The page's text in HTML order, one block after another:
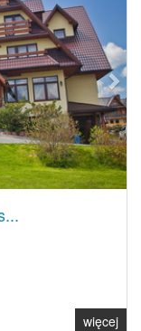
więcej